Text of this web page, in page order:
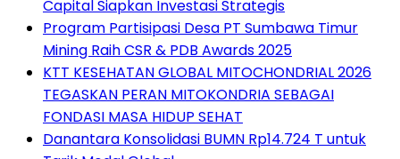
Capital Siapkan Investasi Strategis
Program Partisipasi Desa PT Sumbawa Timur
Mining Raih CSR & PDB Awards 2025
KTT KESEHATAN GLOBAL MITOCHONDRIAL 2026
TEGASKAN PERAN MITOKONDRIA SEBAGAI
FONDASI MASA HIDUP SEHAT
Danantara Konsolidasi BUMN Rp14.724 T untuk